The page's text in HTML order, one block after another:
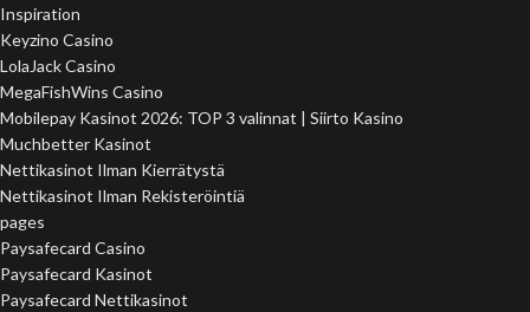
Inspiration
Keyzino Casino
LolaJack Casino
MegaFishWins Casino
Mobilepay Kasinot 2026: TOP 3 valinnat | Siirto Kasino
Muchbetter Kasinot
Nettikasinot Ilman Kierrätystä
Nettikasinot Ilman Rekisteröintiä
pages
Paysafecard Casino
Paysafecard Kasinot
Paysafecard Nettikasinot